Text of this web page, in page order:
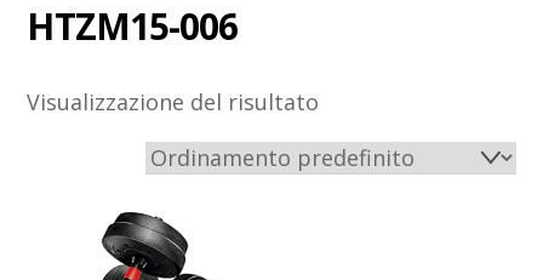
‎HTZM15-006
Visualizzazione del risultato